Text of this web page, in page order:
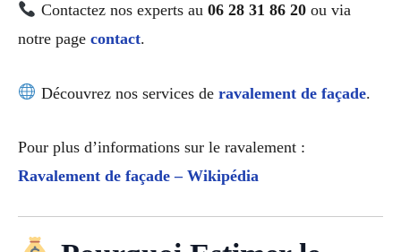
Contactez nos experts au 06 28 31 86 20ou via
notre page contact.
Découvrez nos services de ravalement de façade.
Pour plus d’informations sur le ravalement :
Ravalement de façade – Wikipédia